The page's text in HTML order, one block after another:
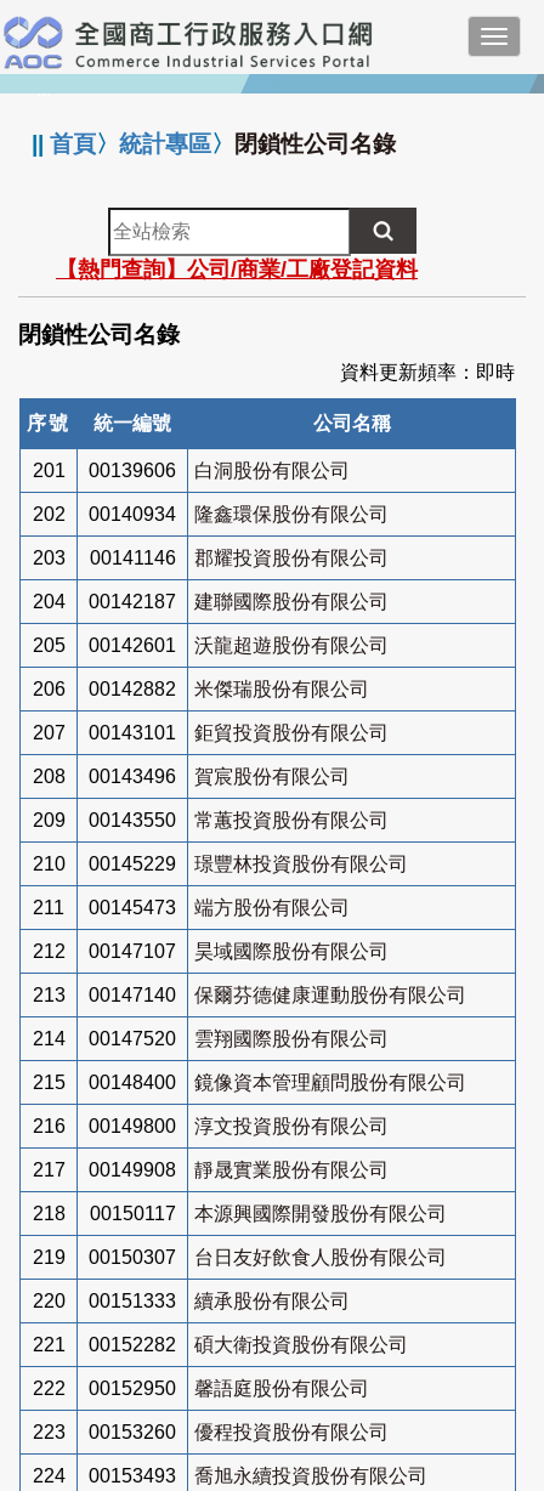
跳
到
主
要
:::
||首頁〉統計專區〉 閉鎖性公司名錄
全
站
檢
索
【熱門查詢】公司/商業/工廠登記資料
閉鎖性公司名錄
資料更新頻率：即時
序號 統一編號 公司名稱
201 00139606 白洞股份有限公司
202 00140934 隆鑫環保股份有限公司
203 00141146 郡耀投資股份有限公司
204 00142187 建聯國際股份有限公司
205 00142601 沃龍超遊股份有限公司
206 00142882 米傑瑞股份有限公司
207 00143101 鉅貿投資股份有限公司
208 00143496 賀宸股份有限公司
209 00143550 常蕙投資股份有限公司
210 00145229 璟豐林投資股份有限公司
211 00145473 端方股份有限公司
212 00147107 昊域國際股份有限公司
213 00147140 保爾芬德健康運動股份有限公司
214 00147520 雲翔國際股份有限公司
215 00148400 鏡像資本管理顧問股份有限公司
216 00149800 淳文投資股份有限公司
217 00149908 靜晟實業股份有限公司
218 00150117 本源興國際開發股份有限公司
219 00150307 台日友好飲食人股份有限公司
220 00151333 續承股份有限公司
221 00152282 碩大衛投資股份有限公司
222 00152950 馨語庭股份有限公司
223 00153260 優程投資股份有限公司
224 00153493 喬旭永續投資股份有限公司